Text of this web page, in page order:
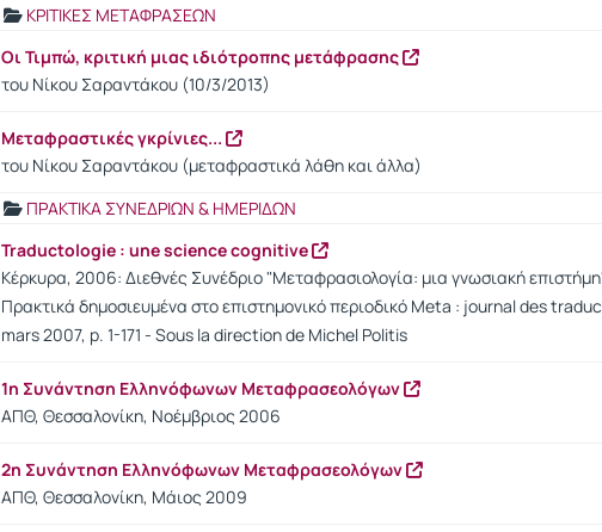
ΚΡΙΤΙΚΕΣ ΜΕΤΑΦΡΑΣΕΩΝ
Οι Τιμπώ, κριτική μιας ιδιότροπης μετάφρασης
του Νίκου Σαραντάκου (10/3/2013)
Μεταφραστικές γκρίνιες...
του Νίκου Σαραντάκου (μεταφραστικά λάθη και άλλα)
ΠΡΑΚΤΙΚΑ ΣΥΝΕΔΡΙΩΝ & ΗΜΕΡΙΔΩΝ
Traductologie : une science cognitive
Κέρκυρα, 2006: Διεθνές Συνέδριο "Μεταφρασιολογία: μια γνωσιακή
Πρακτικά δημοσιευμένα στο επιστημονικό περιοδικό Meta : journal des
mars 2007, p. 1-171 - Sous la direction de Michel Politis
1η Συνάντηση Ελληνόφωνων Μεταφρασεολόγων
ΑΠΘ, Θεσσαλονίκη, Νοέμβριος 2006
2η Συνάντηση Ελληνόφωνων Μεταφρασεολόγων
ΑΠΘ, Θεσσαλονίκη, Μάιος 2009